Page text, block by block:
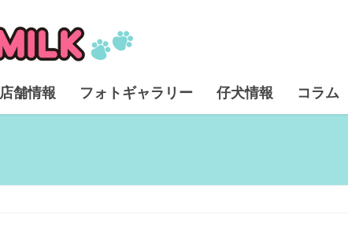
店舗情報 フォトギャラリー 仔犬情報 コラム